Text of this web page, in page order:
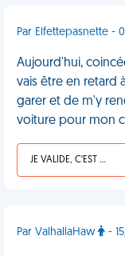
Par Elfettepasnette -
Aujourd'hui,
vais être en retard
garer et de m'y
voiture pour mon
JE VALIDE, C'EST UNE VDM
Par ValhallaHaw -